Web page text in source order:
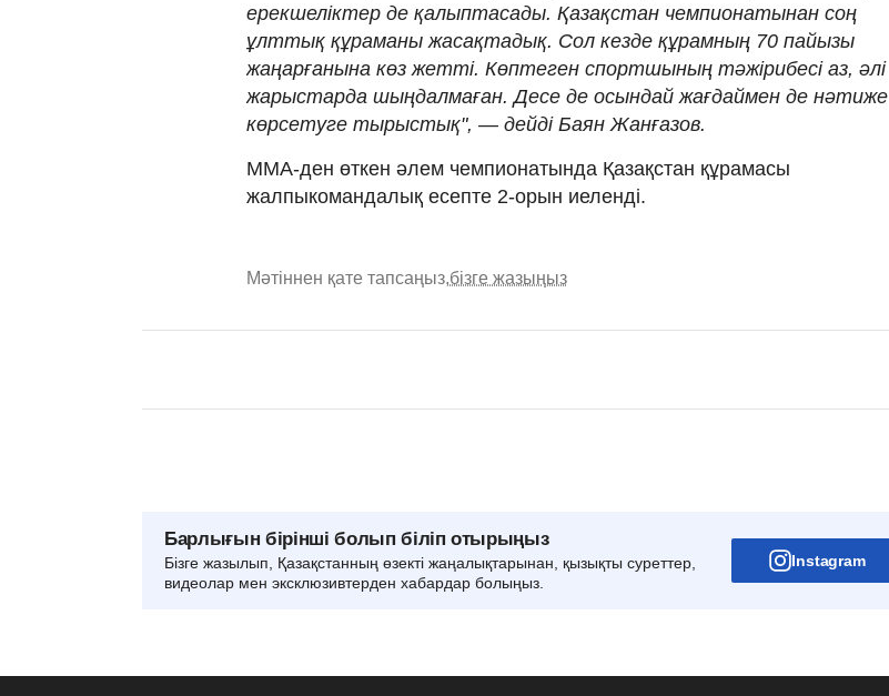
ерекшеліктер де қалыптасады. Қазақстан чемпионатынан соң
ұлттық құраманы жасақтадық. Сол кезде құрамның 70 пайызы
жаңарғанына көз жетті. Көптеген спортшының тәжірибесі аз, әлі
жарыстарда шыңдалмаған. Десе де осындай жағдаймен де нәтиже
көрсетуге тырыстық", — дейді Баян Жанғазов.
ММА-ден өткен әлем чемпионатында Қазақстан құрамасы
жалпыкомандалық есепте 2-орын иеленді.
Мәтіннен қате тапсаңыз,бізге жазыңыз
Барлығын бірінші болып біліп отырыңыз
Бізге жазылып, Қазақстанның өзекті жаңалықтарынан, қызықты суреттер,
видеолар мен эксклюзивтерден хабардар болыңыз.
Instagram